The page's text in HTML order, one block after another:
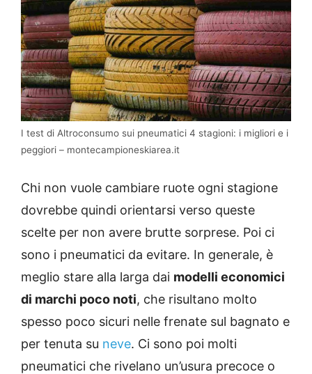
I test di Altroconsumo sui pneumatici 4 stagioni: i migliori e i
peggiori – montecampioneskiarea.it
Chi non vuole cambiare ruote ogni stagione
dovrebbe quindi orientarsi verso queste
scelte per non avere brutte sorprese. Poi ci
sono i pneumatici da evitare. In generale, è
meglio stare alla larga dai modelli economici
di marchi poco noti, che risultano molto
spesso poco sicuri nelle frenate sul bagnato e
per tenuta su neve. Ci sono poi molti
pneumatici che rivelano un’usura precoce o